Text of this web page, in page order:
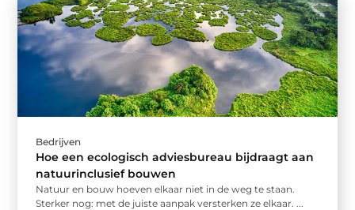
Bedrijven
Hoe een ecologisch adviesbureau bijdraagt aan
natuurinclusief bouwen
Natuur en bouw hoeven elkaar niet in de weg te staan.
Sterker nog: met de juiste aanpak versterken ze elkaar. ...